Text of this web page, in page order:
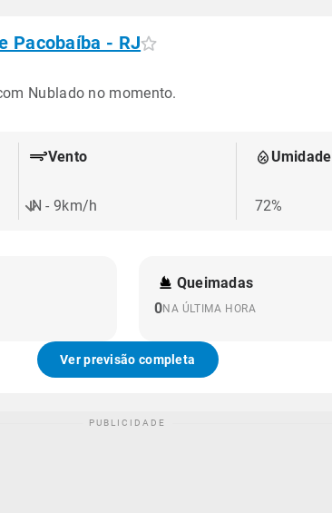
Pacobaíba - RJ
Nublado no momento.
Vento
N - 9km/h
Umidade
72%
Queimadas
0NA ÚLTIMA HORA
Ver previsão completa